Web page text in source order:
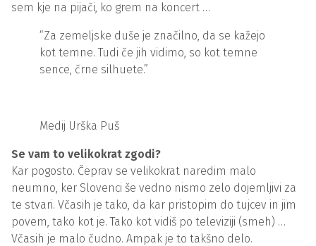
sem kje na pijači, ko grem na koncert …
“Za zemeljske duše je značilno, da se kažejo
kot temne. Tudi če jih vidimo, so kot temne
sence, črne silhuete.”
Medij Urška Puš
Se vam to velikokrat zgodi?
Kar pogosto. Čeprav se velikokrat naredim malo
neumno, ker Slovenci še vedno nismo zelo dojemljivi za
te stvari. Včasih je tako, da kar pristopim do tujcev in jim
povem, tako kot je. Tako kot vidiš po televiziji (smeh) …
Včasih je malo čudno. Ampak je to takšno delo.